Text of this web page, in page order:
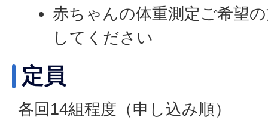
赤ちゃんの体重測定ご希望
してください
定員
各回14組程度（申し込み順）